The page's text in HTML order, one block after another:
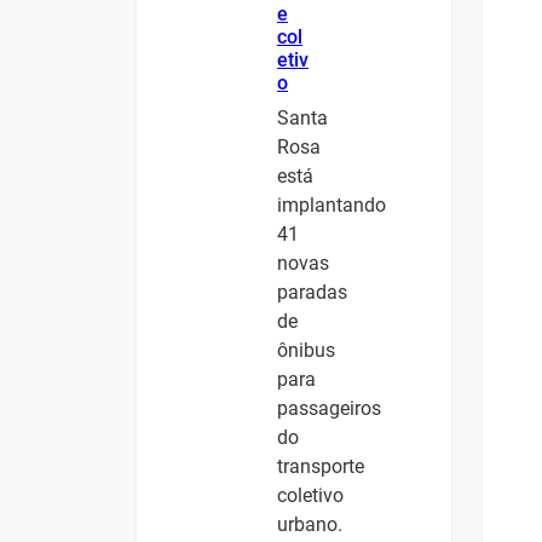
e
col
etiv
o
Santa
Rosa
está
implantando
41
novas
paradas
de
ônibus
para
passageiros
do
transporte
coletivo
urbano.